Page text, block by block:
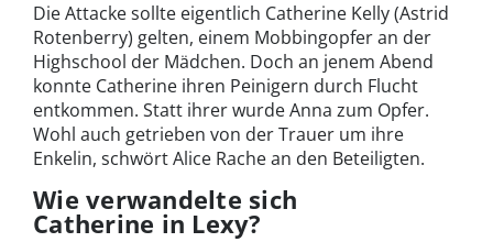
Die Attacke sollte eigentlich Catherine Kelly (Astrid
Rotenberry) gelten, einem Mobbingopfer an der
Highschool der Mädchen. Doch an jenem Abend
konnte Catherine ihren Peinigern durch Flucht
entkommen. Statt ihrer wurde Anna zum Opfer.
Wohl auch getrieben von der Trauer um ihre
Enkelin, schwört Alice Rache an den Beteiligten.
Wie verwandelte sich
Catherine in Lexy?